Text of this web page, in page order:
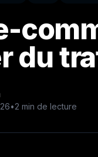
du
•2 min de lecture